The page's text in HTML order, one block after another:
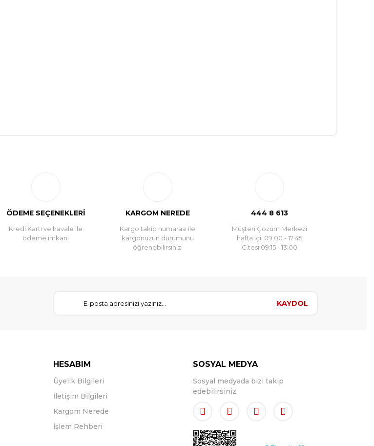
ÖDEME SEÇENEKLERİ
Kredi Kartı ve havale ile
ödeme imkanı
KARGOM NEREDE
Kargo takip numarası ile
kargonuzun durumunu
öğrenebilirsiniz.
444 8 613
Müşteri Çözüm Merkezi
hafta içi: 09:00 - 17:45
C.tesi 09:15 - 13:00
KAYDOL
HESABIM
Üyelik Bilgileri
İletişim Bilgileri
Kargom Nerede
İşlem Rehberi
SOSYAL MEDYA
Sosyal medyada bizi takip
edebilirsiniz.